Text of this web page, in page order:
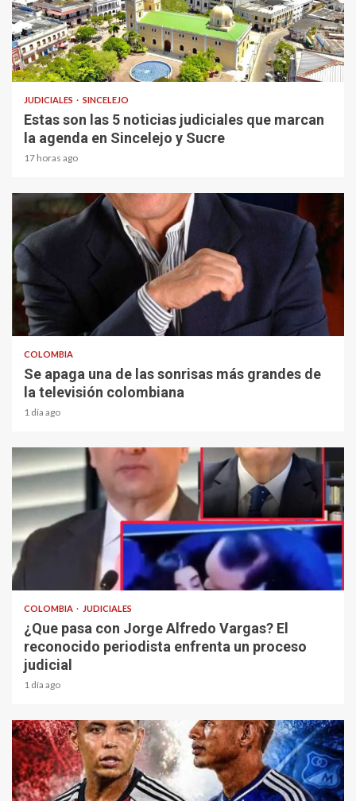
1 min read
JUDICIALES SINCELEJO
Estas son las 5 noticias judiciales que marcan
la agenda en Sincelejo y Sucre
17 horas ago
1 min read
COLOMBIA
Se apaga una de las sonrisas más grandes de
la televisión colombiana
1 día ago
COLOMBIA JUDICIALES
¿Que pasa con Jorge Alfredo Vargas? El
reconocido periodista enfrenta un proceso
judicial
1 día ago